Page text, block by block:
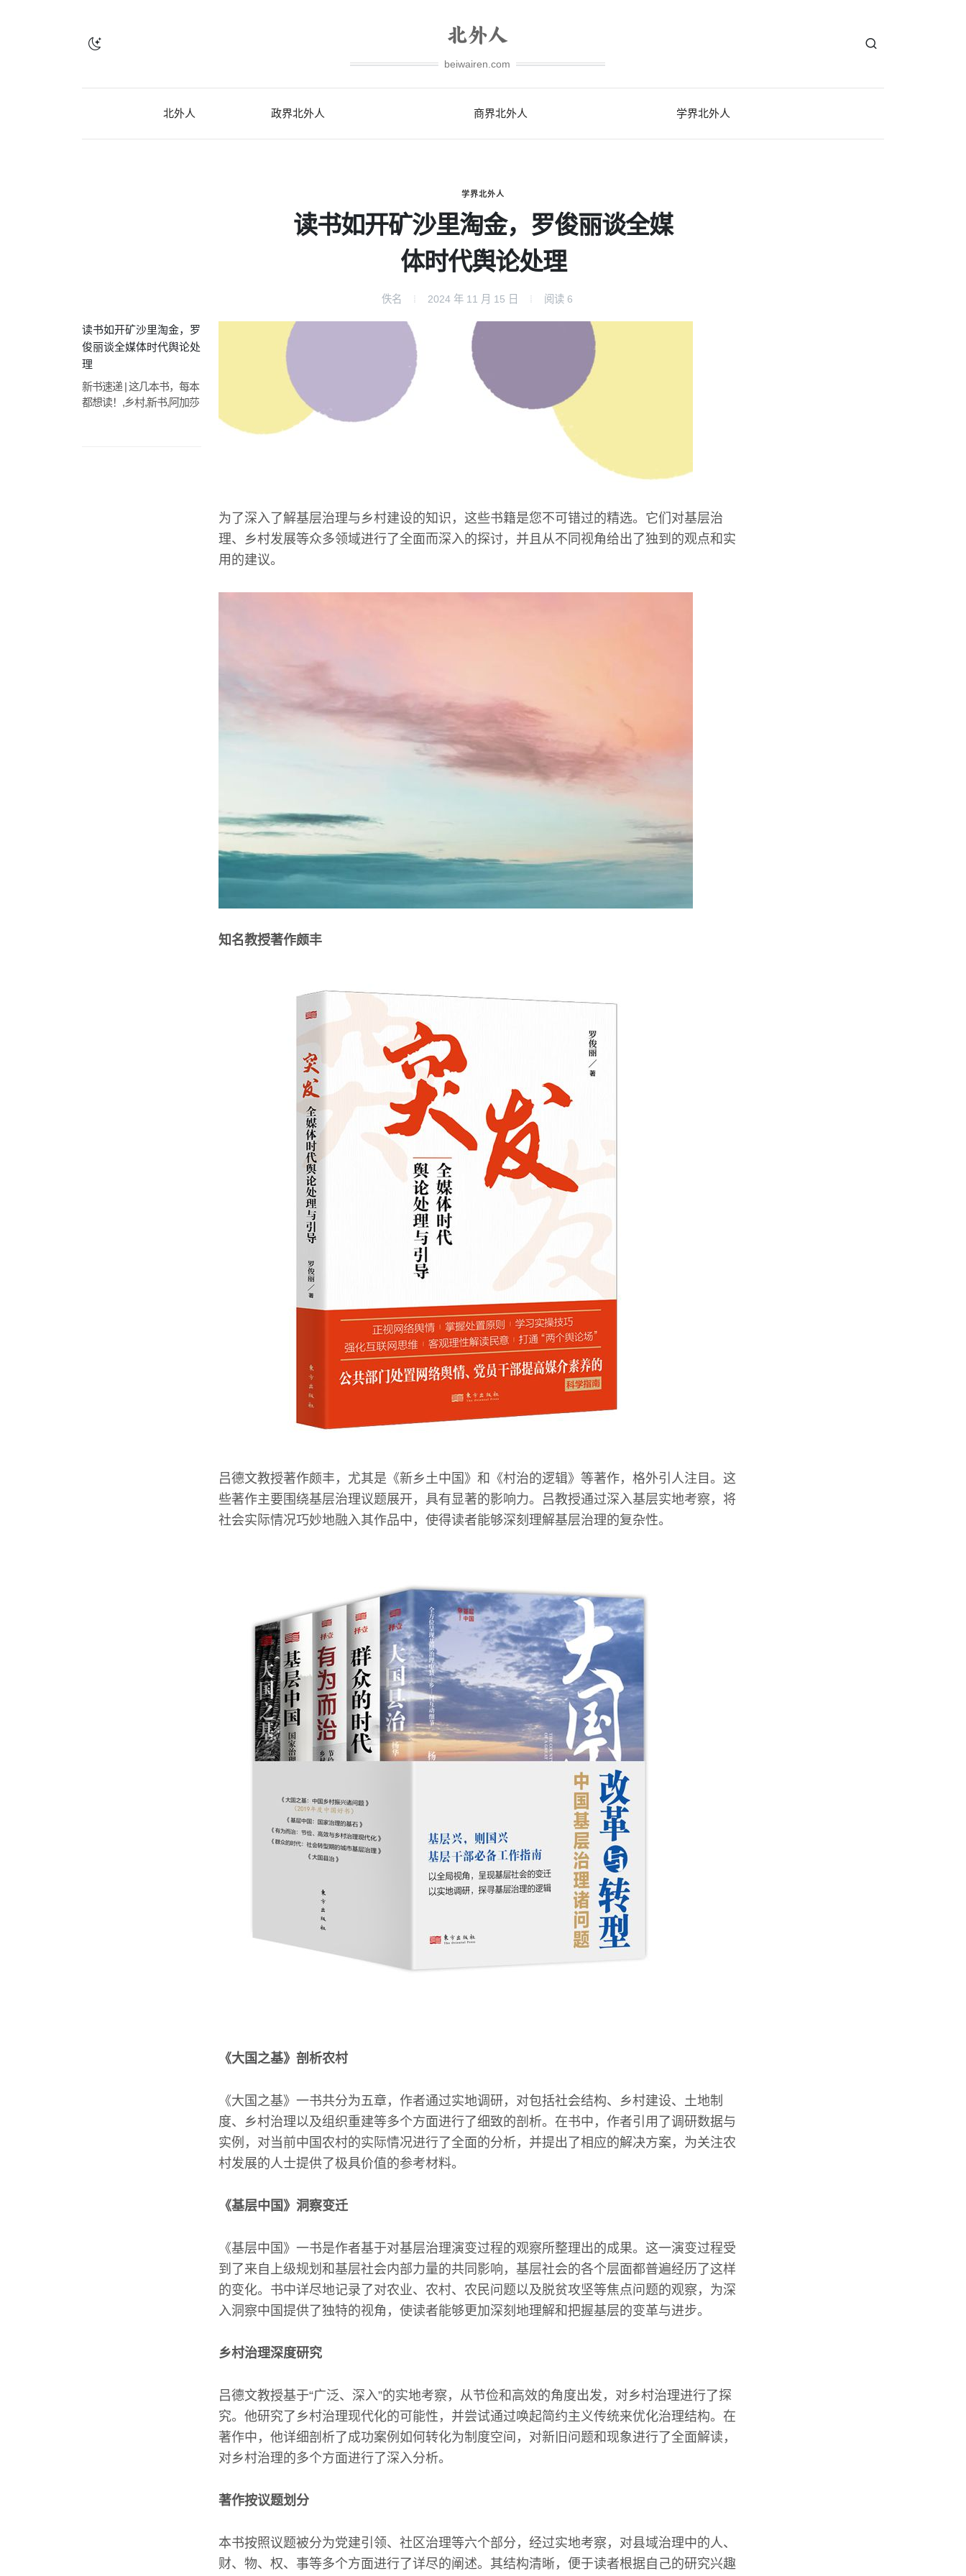
beiwairen.com
北外人 政界北外人 商界北外人 学界北外人
学界北外人
读书如开矿沙里淘金，罗俊丽谈全媒
体时代舆论处理
佚名 2024 年 11 月 15 日 阅读 6
读书如开矿沙里淘金，罗
俊丽谈全媒体时代舆论处
理
新书速递 | 这几本书，每本
都想读！,乡村,新书,阿加莎
为了深入了解基层治理与乡村建设的知识，这些书籍是您不可错过的精选。它们对基层治
理、乡村发展等众多领域进行了全面而深入的探讨，并且从不同视角给出了独到的观点和实
用的建议。
知名教授著作颇丰
吕德文教授著作颇丰，尤其是《新乡土中国》和《村治的逻辑》等著作，格外引人注目。这
些著作主要围绕基层治理议题展开，具有显著的影响力。吕教授通过深入基层实地考察，将
社会实际情况巧妙地融入其作品中，使得读者能够深刻理解基层治理的复杂性。
《大国之基》剖析农村
《大国之基》一书共分为五章，作者通过实地调研，对包括社会结构、乡村建设、土地制
度、乡村治理以及组织重建等多个方面进行了细致的剖析。在书中，作者引用了调研数据与
实例，对当前中国农村的实际情况进行了全面的分析，并提出了相应的解决方案，为关注农
村发展的人士提供了极具价值的参考材料。
《基层中国》洞察变迁
《基层中国》一书是作者基于对基层治理演变过程的观察所整理出的成果。这一演变过程受
到了来自上级规划和基层社会内部力量的共同影响，基层社会的各个层面都普遍经历了这样
的变化。书中详尽地记录了对农业、农村、农民问题以及脱贫攻坚等焦点问题的观察，为深
入洞察中国提供了独特的视角，使读者能够更加深刻地理解和把握基层的变革与进步。
乡村治理深度研究
吕德文教授基于“广泛、深入”的实地考察，从节俭和高效的角度出发，对乡村治理进行了探
究。他研究了乡村治理现代化的可能性，并尝试通过唤起简约主义传统来优化治理结构。在
著作中，他详细剖析了成功案例如何转化为制度空间，对新旧问题和现象进行了全面解读，
对乡村治理的多个方面进行了深入分析。
著作按议题划分
本书按照议题被分为党建引领、社区治理等六个部分，经过实地考察，对县域治理中的人、
财、物、权、事等多个方面进行了详尽的阐述。其结构清晰，便于读者根据自己的研究兴趣